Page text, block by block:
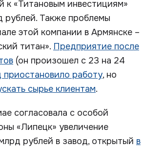
к «Титановым инвестициям»
рублей. Также проблемы
этой компании в Армянске –
титан». Предприятие после
(он произошел с 23 на 24
приостановило работу, но
сырье клиентам.
согласовала с особой
«Липецк» увеличение
рублей в завод, открытый в